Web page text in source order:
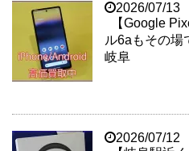
2026/07/13
【Google
ル6aもその場
岐阜
2026/07/12